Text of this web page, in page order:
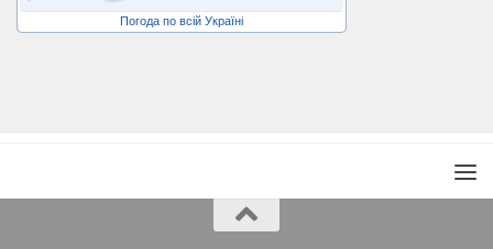
Погода по всій Україні